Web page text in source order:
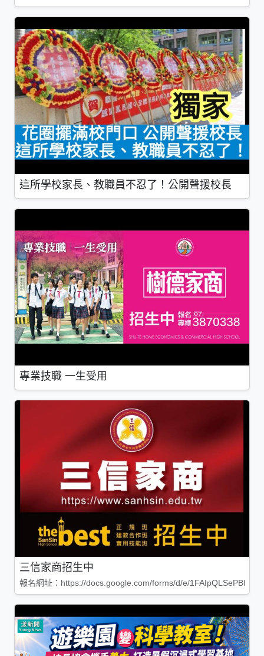
這所學校家長、教職員不忍了！公開聲援校長
專業技職 一生受用
三信家商招生中
報名網址：https://docs.google.com/forms/d/e/